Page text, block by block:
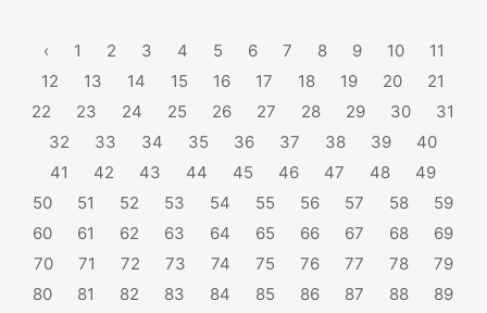
‹ 1 2 3 4 5 6 7 8 9 10
11
12
13 14 15 16 17 18 19 20
21
22
23 24 25 26 27 28 29 30
31
32
33 34 35 36 37 38 39
40
41
42 43 44 45 46 47 48
49
50
51 52 53 54 55 56 57 58
59
60
61 62 63 64 65 66 67 68
69
70
71 72 73 74 75 76 77 78
79
80
81 82 83 84 85 86 87 88
89